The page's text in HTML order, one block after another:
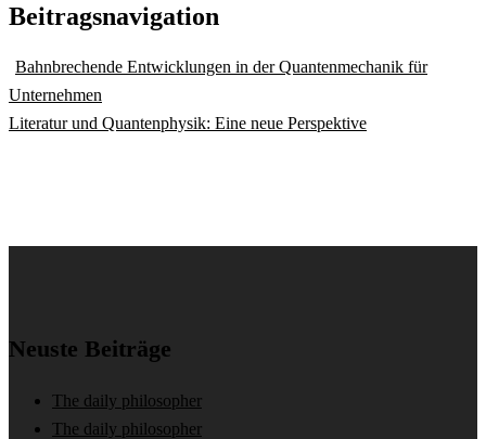
Beitragsnavigation
Bahnbrechende Entwicklungen in der Quantenmechanik für
Unternehmen
Literatur und Quantenphysik: Eine neue Perspektive
Neuste Beiträge
The daily philosopher
The daily philosopher